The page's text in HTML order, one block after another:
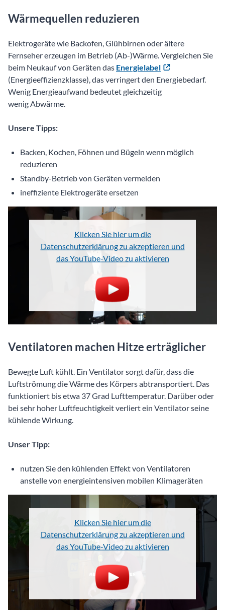
Wärmequellen reduzieren
Elektrogeräte wie Backofen, Glühbirnen oder ältere
Fernseher erzeugen im Betrieb (Ab-)Wärme. Vergleichen Sie
beim Neukauf von Geräten das Energielabel
(Energieeffizienzklasse), das verringert den Energiebedarf.
Wenig Energieaufwand bedeutet gleichzeitig
wenig Abwärme.
Unsere Tipps:
Backen, Kochen, Föhnen und Bügeln wenn möglich
reduzieren
Standby-Betrieb von Geräten vermeiden
ineffiziente Elektrogeräte ersetzen
Klicken Sie hier um die
Datenschutzerklärung zu akzeptieren und
das YouTube-Video zu aktivieren
Ventilatoren machen Hitze erträglicher
Bewegte Luft kühlt. Ein Ventilator sorgt dafür, dass die
Luftströmung die Wärme des Körpers abtransportiert. Das
funktioniert bis etwa 37 Grad Lufttemperatur. Darüber oder
bei sehr hoher Luftfeuchtigkeit verliert ein Ventilator seine
kühlende Wirkung.
Unser Tipp:
nutzen Sie den kühlenden Effekt von Ventilatoren
anstelle von energieintensiven mobilen Klimageräten
Klicken Sie hier um die
Datenschutzerklärung zu akzeptieren und
das YouTube-Video zu aktivieren